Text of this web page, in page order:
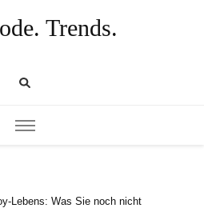
Trends.
Lebens: Was Sie noch nicht